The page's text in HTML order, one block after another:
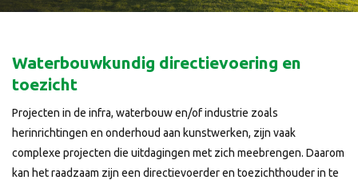
Waterbouwkundig directievoering en
toezicht
Projecten in de infra, waterbouw en/of industrie zoals
herinrichtingen en onderhoud aan kunstwerken, zijn vaak
complexe projecten die uitdagingen met zich meebrengen. Daarom
kan het raadzaam zijn een directievoerder en toezichthouder in te